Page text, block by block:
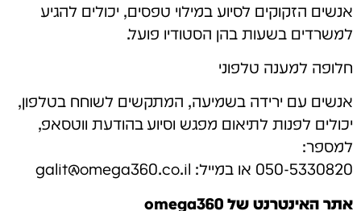
אנשים הזקוקים לסיוע במילוי טפסים, יכולים להגיע
למשרדים בשעות בהן הסטודיו פועל.
חלופה למענה טלפוני
אנשים עם ירידה בשמיעה, המתקשים לשוחח בטלפון,
יכולים לפנות לתיאום מפגש וסיוע בהודעת ווטסאפ,
למספר:
050-5330820 או במייל:
galit@omega360.co.il
אתר האינטרנט של omega360